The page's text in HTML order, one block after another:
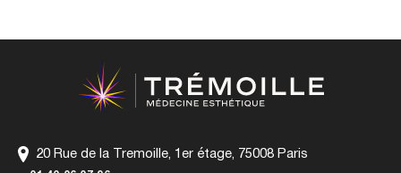
20 Rue de la Tremoille, 1er étage, 75008 Paris